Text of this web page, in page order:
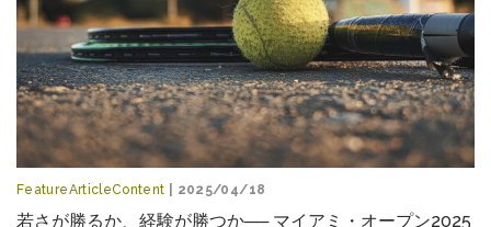
FeatureArticleContent | 2025/04/18
若さが勝るか、経験が勝つか── マイアミ・オープン2025